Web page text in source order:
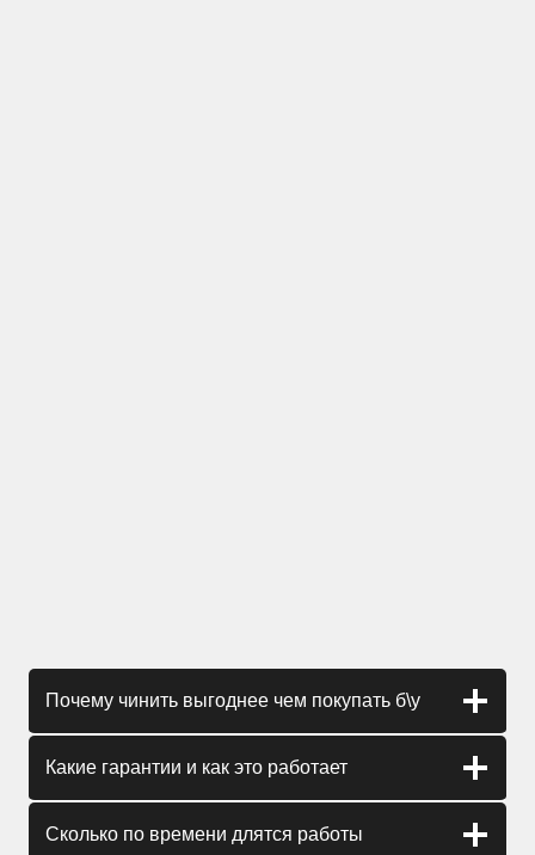
Почему чинить выгоднее чем покупать б\у
Какие гарантии и как это работает
Сколько по времени длятся работы